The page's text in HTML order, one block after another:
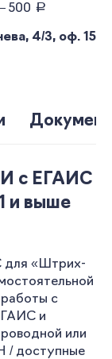
500 руб.
4/3, оф. 15
c ЕГАИС
и выше
для «Штрих-
с
и
или
/ доступные